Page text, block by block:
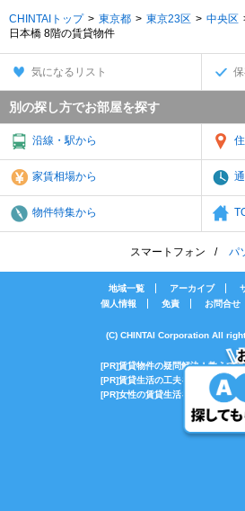
CHINTAIトップ 東京都 東京23区 中央区
日本橋 8階の賃貸物件
気になるリスト
別の探し方でお部屋を探す
沿線・駅から
家賃相場から
物件特集から
スマートフォン パ
地域一覧 アーカイブ
個人情報
免責 お問合せ
(C) CHINTAI Corporation All
[PR]賃貸物件の疑問解決！教えて
[PR]賃貸生活の工夫を紹介！
[PR]女性の賃貸生活を応援！